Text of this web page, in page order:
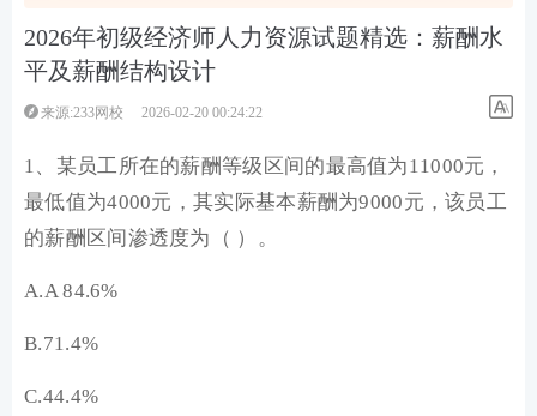
2026年初级经济师人力资源试题精选：薪酬水
平及薪酬结构设计
来源:233网校 2026-02-20 00:24:22
1、某员工所在的薪酬等级区间的最高值为11000元，
最低值为4000元，其实际基本薪酬为9000元，该员工
的薪酬区间渗透度为（ ）。
A.A 84.6%
B.71.4%
C.44.4%